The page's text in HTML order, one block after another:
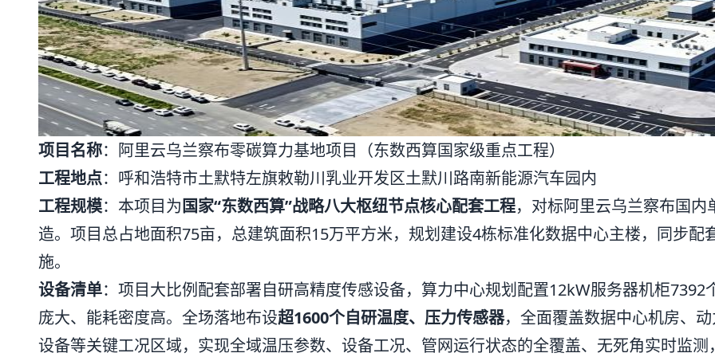
项目名称：阿里云乌兰察布零碳算力基地项目（东数西算国家级重点工程）
工程地点：呼和浩特市土默特左旗敕勒川乳业开发区土默川路南新能源汽车园内
工程规模：本项目为 国家“东数西算”战略八大枢纽节点核心配套工程，对标阿里云乌兰察布国
造。项目总占地面积75亩，总建筑面积15万平方米，规划建设4栋标准化数据中心主楼，同步
施。
设备清单：项目大比例配套部署自研高精度传感设备，算力中心规划配置12kW服务器机柜
庞大、能耗密度高。全场落地布设超1600个自研温度、压力传感器，全面覆盖数据中心机房、
设备等关键工况区域，实现全域温压参数、设备工况、管网运行状态的全覆盖、无死角实时监